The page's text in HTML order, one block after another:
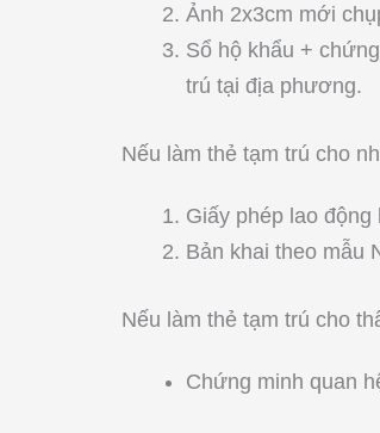
Ảnh 2x3cm mới
Sổ hộ khẩu +
trú tại địa phương.
Nếu làm thẻ tạm trú cho
Giấy phép lao
Bản khai theo mẫu
Nếu làm thẻ tạm trú cho
Chứng minh quan